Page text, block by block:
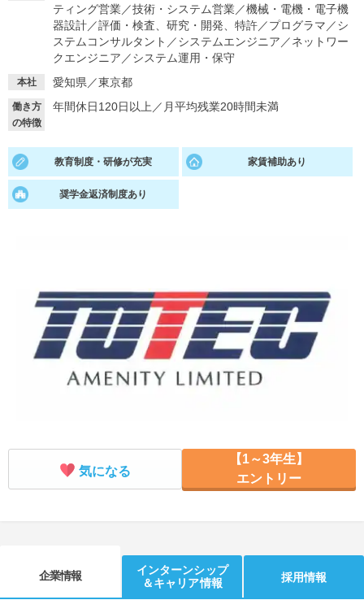
イベントを探す スカウト お知らせ
就活ノウハウ・サポート
就活支援 就活コラム
適職診断 就活チャンネル
ティング営業／技術・システム営業／機械・電機・電子機
器設計／評価・検査、研究・開発、特許／プログラマ ／シ
ステムコンサルタント ／システムエンジニア ／ネットワー
クエンジニア ／システム運用・保守
本社 愛知県／東京都
働き方
の特徴
年間休日120日以上 ／ 月平均残業20時間未満
教育制度・研修が充実 家賃補助あり
奨学金返済制度あり
気になる
【1～3年生】
エントリー
企業情報
インターンシップ
＆キャリア情報
採用情報